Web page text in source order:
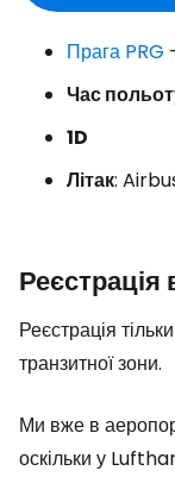
Прага PRG
Час
1D
Літак:
Реєстрація
Реєстрація
транзитної зони.
Ми вже в
оскільки у